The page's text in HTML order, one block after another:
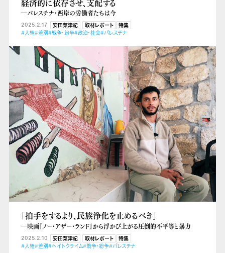
―パレスチナ・西岸の労働者たちは今
2025.2.17 安田菜津紀 取材レポート
特集
#人権#差別#戦争・紛争#政治・社会#パレスチナ
「拍手をするより、民族浄化を止めるべき」
―映画『ノー・アザー・ランド』から浮かび上がる圧倒的不平等と暴力
2025.2.10 安田菜津紀 取材レポート
特集
#人権#差別#ヘイトクライム#戦争・紛争#パレスチナ